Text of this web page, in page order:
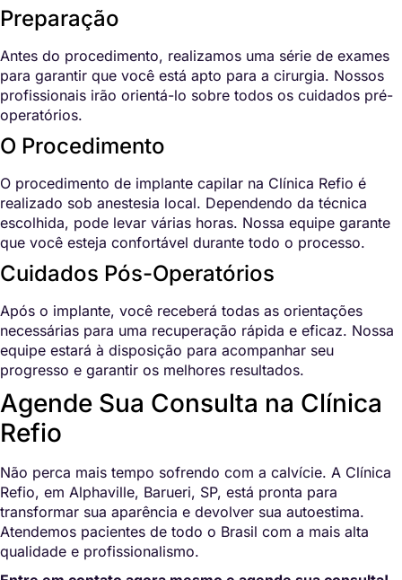
Preparação
Antes do procedimento, realizamos uma série de exames
para garantir que você está apto para a cirurgia. Nossos
profissionais irão orientá-lo sobre todos os cuidados pré-
operatórios.
O Procedimento
O procedimento de implante capilar na Clínica Refio é
realizado sob anestesia local. Dependendo da técnica
escolhida, pode levar várias horas. Nossa equipe garante
que você esteja confortável durante todo o processo.
Cuidados Pós-Operatórios
Após o implante, você receberá todas as orientações
necessárias para uma recuperação rápida e eficaz. Nossa
equipe estará à disposição para acompanhar seu
progresso e garantir os melhores resultados.
Agende Sua Consulta na Clínica
Refio
Não perca mais tempo sofrendo com a calvície. A Clínica
Refio, em Alphaville, Barueri, SP, está pronta para
transformar sua aparência e devolver sua autoestima.
Atendemos pacientes de todo o Brasil com a mais alta
qualidade e profissionalismo.